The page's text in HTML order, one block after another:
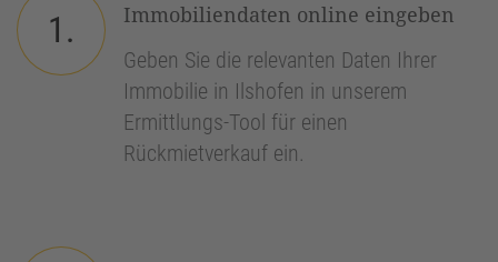
1.
Immobiliendaten online eingeben
Geben Sie die relevanten Daten Ihrer
Immobilie in Ilshofen in unserem
Ermittlungs-Tool für einen
Rückmietverkauf ein.